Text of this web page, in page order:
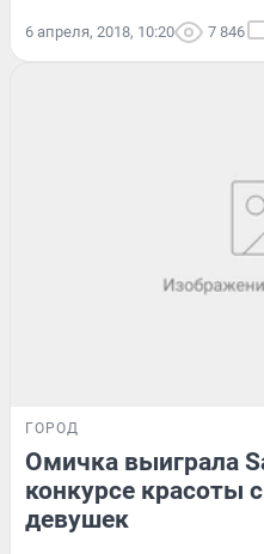
6 апреля, 2018, 10:20 7 846
ГОРОД
Омичка выиграла
конкурсе красоты
девушек